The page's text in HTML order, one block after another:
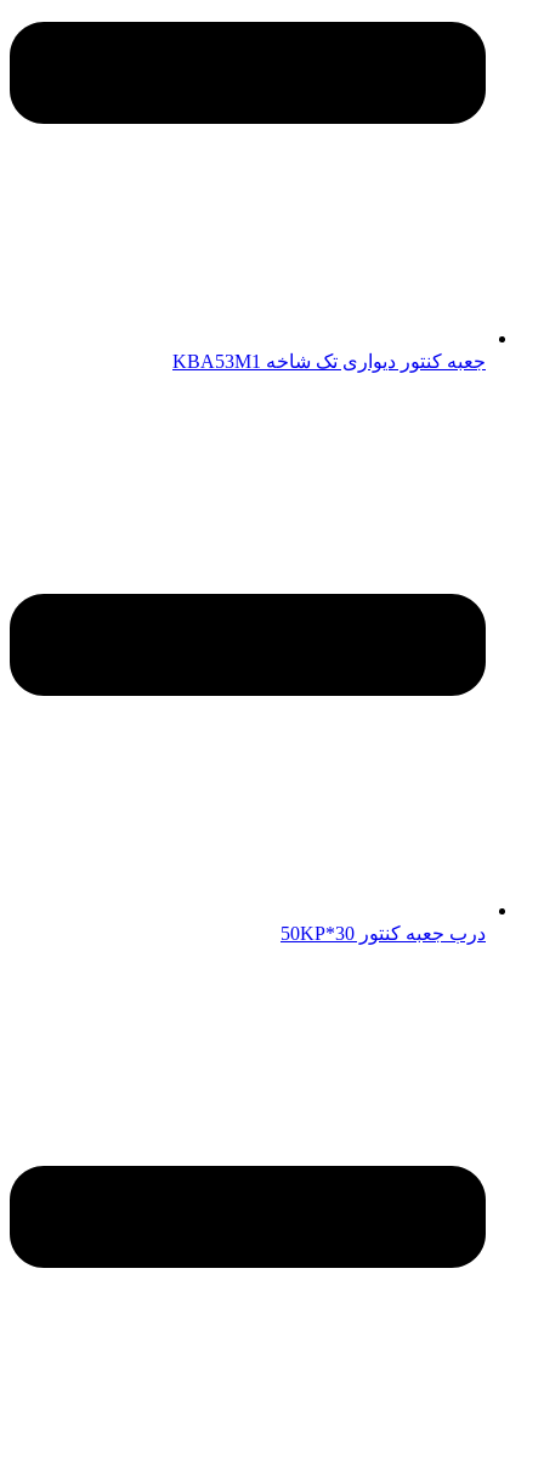
جعبه کنتور دیواری تک شاخه KBA53M1
درب جعبه کنتور 50KP*30